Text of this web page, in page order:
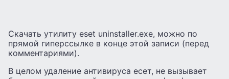
Скачать утилиту eset uninstaller.exe, можно по
прямой гиперссылке в конце этой записи (перед
комментариями).
В целом удаление антивируса есет, не вызывает